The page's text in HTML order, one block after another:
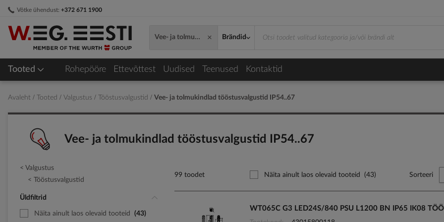
Võtke ühendust: +372 671 1900
Skip
Content
Vee- ja tolmukindlad tööstusvalgustid IP54..67
× Brändid
Tooted Rohepööre Ettevõttest Uudised Teenused Kontaktid
Avaleht Tooted Valgustus Tööstusvalgustid Vee- ja tolmukindlad tööstusvalgustid IP54..67
Vee- ja tolmukindlad tööstusvalgustid IP54..67
99 toodet Näita ainult laos olevaid tooteid (43) Sorteeri
WT065C G3 LED24S/840 PSU L1200 BN IP65 IK08
Valgustus
Tööstusvalgustid
Üldfiltrid
Näita ainult laos olevaid tooteid 43